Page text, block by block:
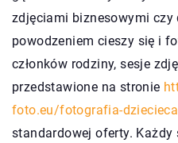
zdjęciami biznesowymi czy
powodzeniem cieszy się i
członków rodziny, sesje
przedstawione na stronie
foto.eu/fotografia-
standardowej oferty.